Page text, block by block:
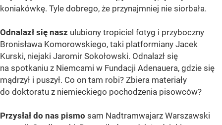
koniakówkę. Tyle dobrego, że przynajmniej nie siorbała.
Odnalazł się nasz ulubiony tropiciel fotyg i przyboczny
Bronisława Komorowskiego, taki platformiany Jacek
Kurski, niejaki Jaromir Sokołowski. Odnalazł się
na spotkaniu z Niemcami w Fundacji Adenauera, gdzie się
mądrzył i puszył. Co on tam robi? Zbiera materiały
do doktoratu z niemieckiego pochodzenia pisowców?
Przysłał do nas pismo sam Nadtramwajarz Warszawski